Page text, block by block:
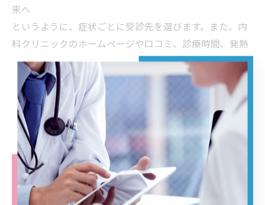
来へ
というように、症状ごとに受診先を選びます。また、内
科クリニックのホームページや口コミ、診療時間、発熱
外来の有無も参考になります。
迷った場合には、まず内科で相談し必要に応じて病院紹
介を受けると安心です。特に高齢者や持病のある方、小
児は早めの受診と医師の判断を仰ぐことが重要です。身
近な「かかりつけ医」を持つことで、いざという時の相
談先が明確になり、適切な医療を受けやすくなります。